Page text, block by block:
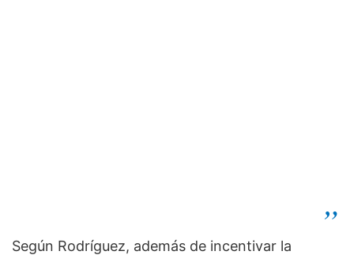
Según Rodríguez, además de incentivar la